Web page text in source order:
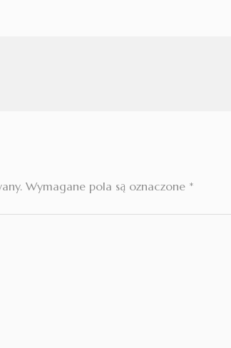
Wymagane pola są oznaczone *